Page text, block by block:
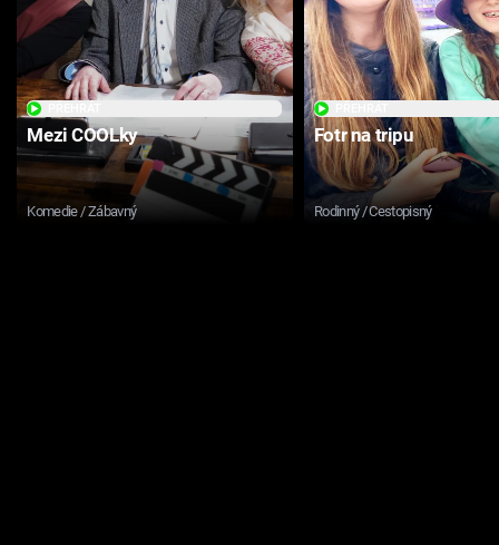
Mezi COOLky
Komedie / Zábavný
Fotr na tripu
Rodinný / Cestopisný